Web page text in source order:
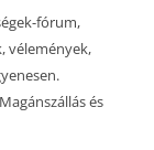
fórum,
vélemények,
és